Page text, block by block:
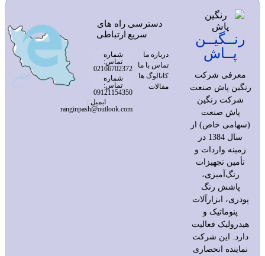
رنــگیــن
پــاش
معرفی شرکت
رنگین پاش صنعت
شرکت رنگین
پاش صنعت
(سهامی خاص) از
سال 1384 در
زمینه واردات و
تأمین تجهیزات
رنگ‌آمیزی،
پاشش رنگ
پودری، ابزارآلات
پنوماتیک و
هیدرولیک فعالیت
دارد. این شرکت
نماینده انحصاری
دسترسی
سریع
درباره ما
تماس با ما
کاتالوگ ها
مقالات
راه های
ارتباطی
شماره
تماس:
02166702372
شماره
تماس:
09121154350
ایمیل :
ranginpash@outlook.com